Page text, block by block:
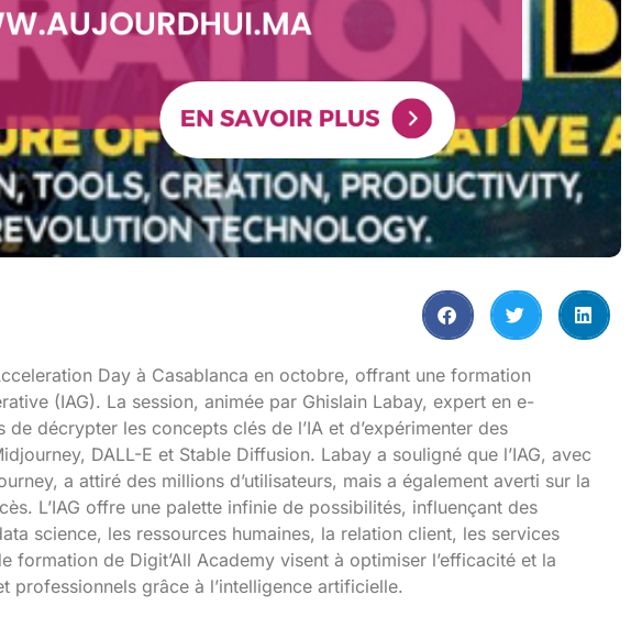
Day à Casablanca en octobre, offrant une formation
(IAG). La session, animée par Ghislain Labay, expert en e-
décrypter les concepts clés de l’IA et d’expérimenter des
DALL-E et Stable Diffusion. Labay a souligné que l’IAG, avec
a attiré des millions d’utilisateurs, mais a également averti sur la
L’IAG offre une palette infinie de possibilités, influençant des
science, les ressources humaines, la relation client, les services
formation de Digit’All Academy visent à optimiser l’efficacité et la
professionnels grâce à l’intelligence artificielle.